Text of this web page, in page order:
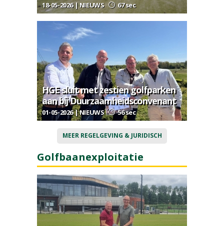
18-05-2026 | NIEUWS 67 sec
HGE sluit met zestien golfparken
aan bij Duurzaamheidsconvenant
01-05-2026 | NIEUWS 56 sec
MEER REGELGEVING & JURIDISCH
Golfbaanexploitatie